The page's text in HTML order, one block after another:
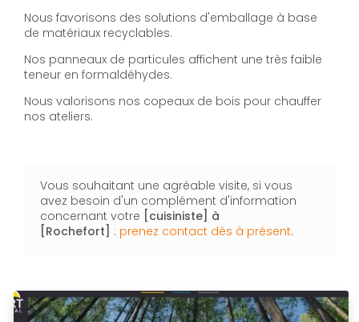
Nous favorisons des solutions d'emballage à base
de matériaux recyclables.
Nos panneaux de particules affichent une très faible
teneur en formaldéhydes.
Nous valorisons nos copeaux de bois pour chauffer
nos ateliers.
Vous souhaitant une agréable visite, si vous
avez besoin d'un complément d'information
concernant votre
[cuisiniste] à
[Rochefort] : prenez contact dès à présent.